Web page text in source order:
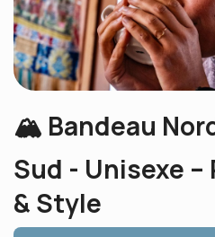
🏔️ Bandeau
Sud - Unisexe
& Style